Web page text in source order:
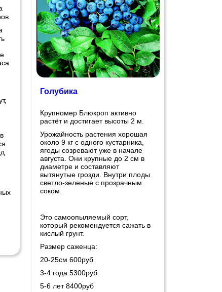
Голубика
Крупномер Блюкроп активно
растёт и достигает высоты 2 м.
Урожайность растения хорошая
около 9 кг с одного кустарника,
ягоды созревают уже в начале
августа. Они крупные до 2 см в
диаметре и составляют
вытянутые грозди. Внутри плоды
светло-зеленые с прозрачным
соком.
Это самоопыляемый сорт,
который рекомендуется сажать в
кислый грунт.
Размер саженца:
20-25см 600руб
3-4 года 5300руб
5-6 лет 8400руб